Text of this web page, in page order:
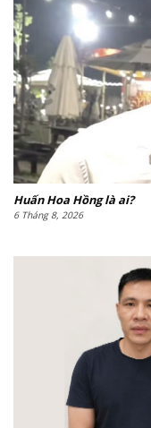
Huấn Hoa Hồng là ai?
6 Tháng 8, 2026